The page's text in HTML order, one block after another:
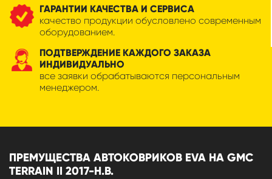
ГАРАНТИИ КАЧЕСТВА И СЕРВИСА
качество продукции обусловлено современным
оборудованием.
ПОДТВЕРЖДЕНИЕ КАЖДОГО ЗАКАЗА
ИНДИВИДУАЛЬНО
все заявки обрабатываются персональным
менеджером.
ПРЕМУЩЕСТВА АВТОКОВРИКОВ EVA НА GMC
TERRAIN II 2017-Н.В.